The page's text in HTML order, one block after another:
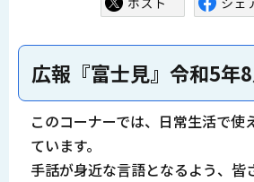
広報『富士見』令和5年
このコーナーでは、日常生活で使
ています。
手話が身近な言語となるよう、皆